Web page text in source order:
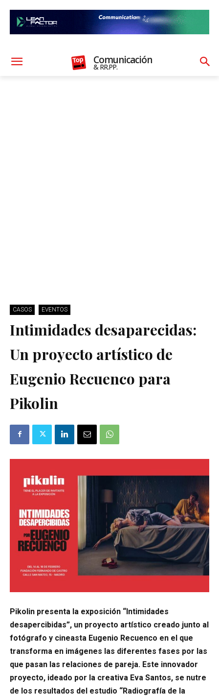
Comunicación
& RR.PP.
CASOS EVENTOS
Intimidades desaparecidas:
Un proyecto artístico de
Eugenio Recuenco para
Pikolin
Pikolin presenta la exposición “Intimidades
desapercibidas”, un proyecto artístico creado junto al
fotógrafo y cineasta Eugenio Recuenco en el que
transforma en imágenes las diferentes fases por las
que pasan las relaciones de pareja. Este innovador
proyecto, ideado por la creativa Eva Santos, se nutre
de los resultados del estudio “Radiografía de la